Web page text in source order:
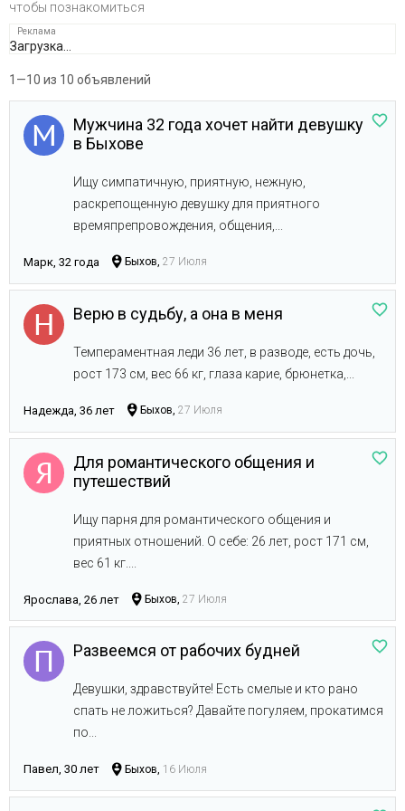
чтобы познакомиться
Загрузка...
1—10 из 10 объявлений
Мужчина 32 года хочет найти девушку
в Быхове
Ищу симпатичную, приятную, нежную,
раскрепощенную девушку для приятного
времяпрепровождения, общения,...
Марк, 32 года Быхов, 27 Июля
Верю в судьбу, а она в меня
Темпераментная леди 36 лет, в разводе, есть дочь,
рост 173 см, вес 66 кг, глаза карие, брюнетка,...
Надежда, 36 лет Быхов, 27 Июля
Для романтического общения и
путешествий
Ищу парня для романтического общения и
приятных отношений. О себе: 26 лет, рост 171 см,
вес 61 кг....
Ярослава, 26 лет Быхов, 27 Июля
Развеемся от рабочих будней
Девушки, здравствуйте! Есть смелые и кто рано
спать не ложиться? Давайте погуляем, прокатимся
по...
Павел, 30 лет Быхов, 16 Июля